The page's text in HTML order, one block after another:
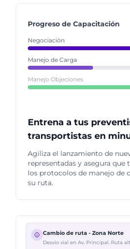
Progreso de Capacitación
Negociación
Manejo de Carga
Manejo Objeciones
Entrena a tus
transportistas en
Agiliza el lanzamiento de
representadas y asegura que
los protocolos de manejo de
su ruta.
Cambio de ruta - Zona Norte
Desvío vial en Av. Principal. Ruta